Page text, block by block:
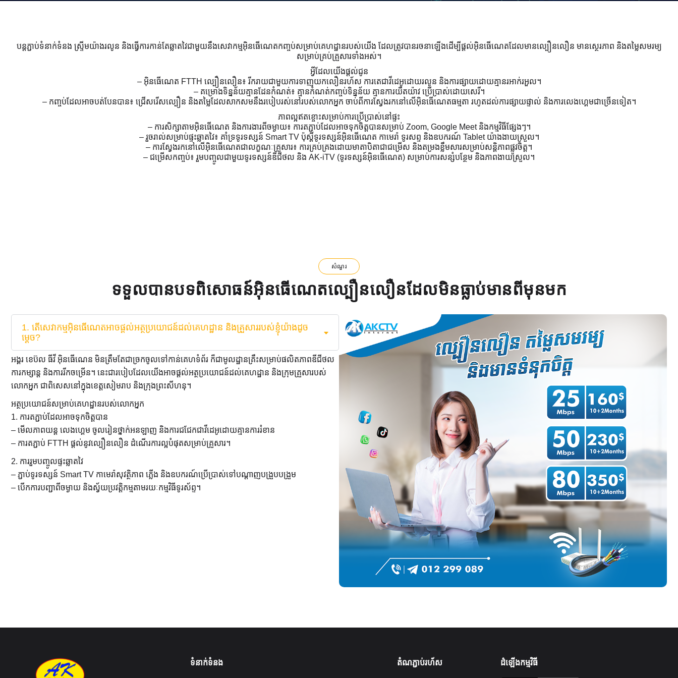
បន្តភ្ជាប់ទំនាក់ទំនង ស្ទ្រីមយ៉ាងរលូន និងធ្វើការកាន់តែឆ្លាតវៃជាមួយនឹងសេវាកម្មអ៊ិនធើណេតកញ្ចប់សម្រាប់គេហដ្ឋានរបស់យើង ដែលត្រូវបានរចនាឡើងដើម្បីផ្តល់អ៊ិនធើណេតដែលមានល្បឿនលឿន មានស្ថេរភាព និងតម្លៃសមរម្យ
សម្រាប់គ្រប់គ្រួសារទាំងអស់។
អ្វីដែលយើងផ្តល់ជូន
– អ៊ិនធើណេត FTTH ល្បឿនលឿន៖ រីករាយជាមួយការទាញយកលឿនរហ័ស ការតេជាវីដេអូដោយរលូន និងការផ្សាយដោយគ្មានរអាក់រអួល។
– គម្រោងទិន្នន័យគ្មានដែនកំណត់៖ គ្មានកំណត់កញ្ចប់ទិន្នន័យ គ្មានការយឺតយ៉ាវ ប្រើប្រាស់ដោយសេរី។
– កញ្ចប់ដែលអាចបត់បែនបាន៖ ជ្រើសរើសល្បឿន និងតម្លៃដែលសាកសមនឹងរបៀបរស់នៅរបស់លោកអ្នក ចាប់ពីការស្វែងរកនៅលើអ៊ិនធើណេតធម្មតា រហូតដល់ការផ្សាយផ្ទាល់ និងការលេងហ្គេមជាច្រើនទៀត។
ភាពល្អឥតខ្ចោះសម្រាប់ការប្រើប្រាស់នៅផ្ទះ
– ការសិក្សាតាមអ៊ិនធើណេត និងការងារពីចម្ងាយ៖ ការតភ្ជាប់ដែលអាចទុកចិត្តបានសម្រាប់ Zoom, Google Meet និងកម្មវិធីផ្សែងៗ។
– រួចរាល់សម្រាប់ផ្ទះឆ្លាតវៃ៖ គាំទ្រទូរទស្សន៍ Smart TV ប៉ុស្តិ៍ទូរទស្សន៍អ៊ិនធើណេត កាមេរ៉ា ទូរសព្ទ និងឧបករណ៍ Tablet យ៉ាងងាយស្រួល។
– ការស្វែងរកនៅលើអ៊ិនធើណេតជាលក្ខណៈគ្រួសារ៖ ការគ្រប់គ្រងដោយមាតាបិតាជាជម្រើស និងតម្រងខ្លឹមសារសម្រាប់សន្តិភាពផ្លូវចិត្ត។
– ជម្រើសកញ្ចប់៖ រួមបញ្ចូលជាមួយទូរទស្សន៍ឌីជីថល និង AK-iTV (ទូរទស្សន៍អ៊ិនធើណេត) សម្រាប់ការសន្សំបន្ថែម និងភាពងាយស្រួល។
សំណួរ
ទទួលបានបទពិសោធន៍អ៊ិនធើណេតល្បឿនលឿនដែលមិនធ្លាប់មានពីមុនមក
1. តើសេវាកម្មអ៊ិនធើណេតអាចផ្តល់អត្ថប្រយោជន៍ដល់គេហដ្ឋាន និងគ្រួសាររបស់ខ្ញុំយ៉ាងដូច
ម្តេច?
អង្គរ ខេប៊ល ធីវី អ៊ិនធើណេន ​មិនត្រឹមតែជាច្រកចូលទៅកាន់គេហទំព័រ ក៏ជាមូលដ្ឋានគ្រឹះសម្រាប់ផលិតភាពឌីជីថល
ការកម្សាន្ត និងការរីកចម្រើន។ នេះជារបៀបដែលយើងអាចផ្តល់អត្ថប្រយោជន៍ដល់គេហដ្ឋាន និងក្រុមគ្រួសារបស់
លោកអ្នក ជាពិសេសនៅក្នុងខេត្តសៀមរាប និងក្រុងព្រះសីហនុ។
អត្ថប្រយោជន៍សម្រាប់គេហដ្ឋានរបស់លោកអ្នក
1. ការតភ្ជាប់ដែលអាចទុកចិត្តបាន
– មើលភាពយន្ត លេងហ្គេម ចូលរៀនថ្នាក់អនឡាញ និងការជជែកជាវីដេអូដោយគ្មានការរំខាន
– ការតភ្ជាប់ FTTH ផ្តល់នូវល្បឿនលឿន ដំណើរការល្អបំផុតសម្រាប់គ្រួសារ។
2. ការរួមបញ្ចូលផ្ទះឆ្លាតវៃ
– ភ្ជាប់ទូរទស្សន៍ Smart TV កាមេរ៉ាសុវត្ថិភាព ភ្លើង និងឧបករណ៍ប្រើប្រាស់ទៅបណ្តាញបង្រួបបង្រួម
– បើកការបញ្ជាពីចម្ងាយ និងស្វ័យប្រវត្តិកម្មតាមរយៈកម្មវិធីទូរស័ព្ទ។
ទំនាក់ទំនង តំណភ្ជាប់រហ័ស ដំឡើងកម្មវិធី